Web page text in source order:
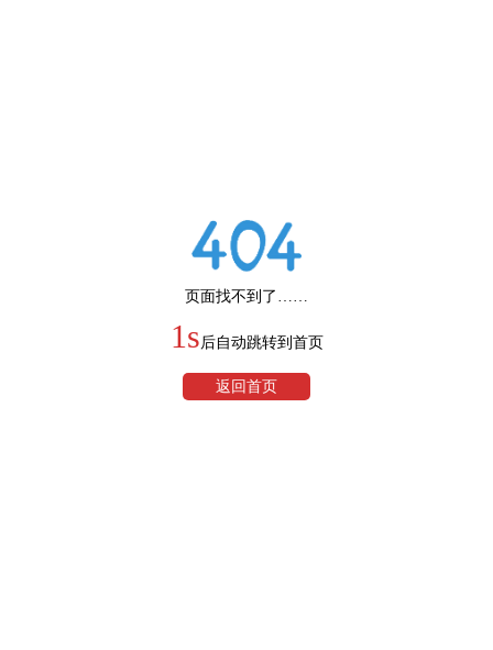
页面找不到了……
1s 后自动跳转到首页
返回首页